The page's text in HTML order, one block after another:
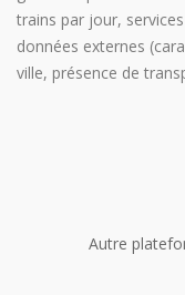
trains par jour,
données externes
ville, présence de
Autre